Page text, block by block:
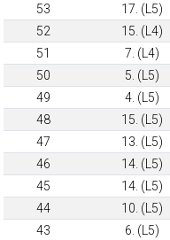
53
17. (L5)
52
15. (L4)
51
7. (L4)
50
5. (L5)
49
4. (L5)
48
15. (L5)
47
13. (L5)
46
14. (L5)
45
14. (L5)
44
10. (L5)
43
6. (L5)